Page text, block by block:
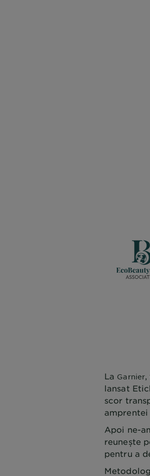
La Garnier,
lansat
scor
Apoi ne-
reunește
pentru a